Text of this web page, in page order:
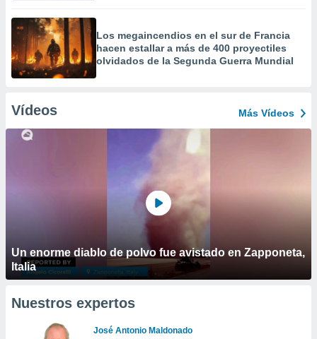
Los megaincendios en el sur de Francia
hacen estallar a más de 400 proyectiles
olvidados de la Segunda Guerra Mundial
Vídeos Más Vídeos
Un enorme diablo de polvo fue avistado en Zapponeta,
Italia
Nuestros expertos
José Antonio Maldonado